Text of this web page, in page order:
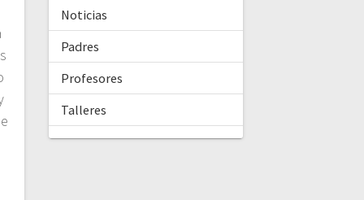
Noticias
Padres
Profesores
Talleres